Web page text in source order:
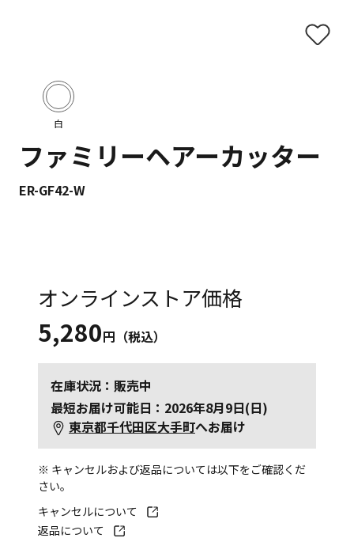
白
ファミリーヘアーカッター
ER-GF42-W
オンラインストア価格
5,280円（税込）
在庫状況：販売中
最短お届け可能日：2026年8月9日(日)
東京都千代田区大手町へお届け
※ キャンセルおよび返品については以下をご確認くだ
さい。
キャンセルについて
返品について